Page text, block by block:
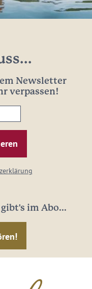
Newsletter
verpassen!
im Abo...